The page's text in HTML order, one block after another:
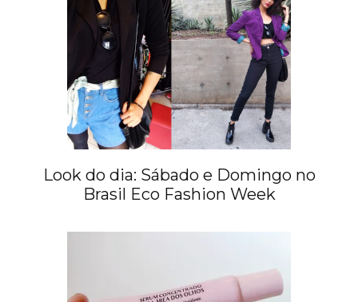
Look do dia: Sábado e Domingo no
Brasil Eco Fashion Week